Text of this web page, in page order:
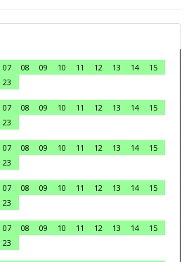
07 08 09 10 11 12 13 14
15
23
07 08 09 10 11 12 13 14
15
23
07 08 09 10 11 12 13 14
15
23
07 08 09 10 11 12 13 14
15
23
07 08 09 10 11 12 13 14
15
23